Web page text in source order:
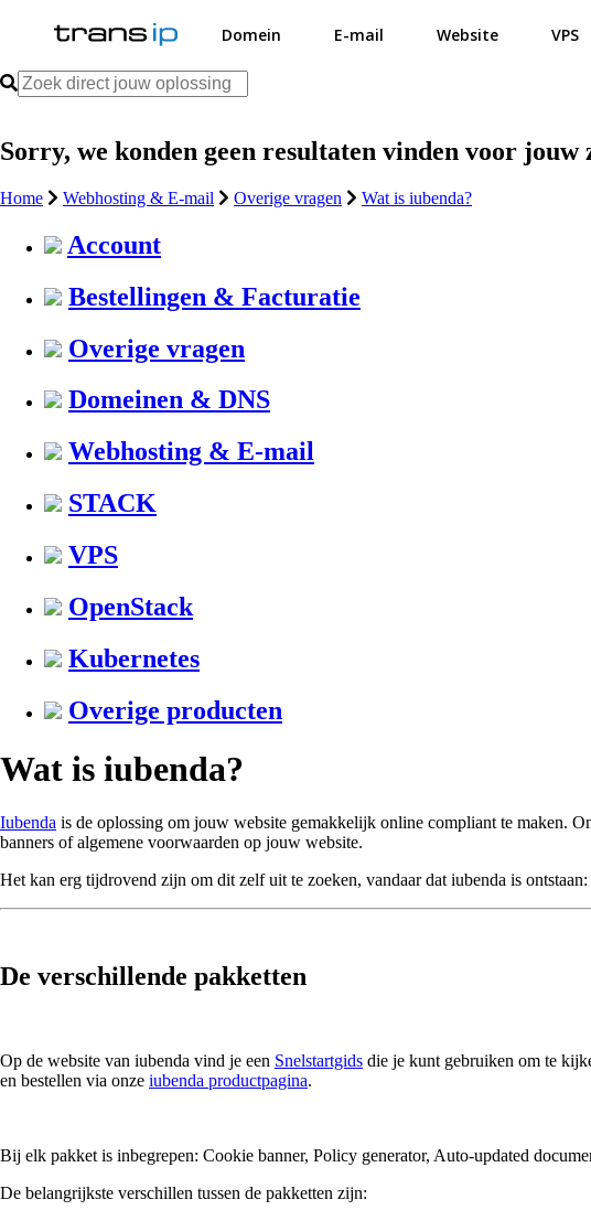
Domein E-mail Website VPS
Sorry, we konden geen resultaten vinden voor jouw
Home Webhosting & E-mail Overige vragen Wat is iubenda?
Account
Bestellingen & Facturatie
Overige vragen
Domeinen & DNS
Webhosting & E-mail
STACK
VPS
OpenStack
Kubernetes
Overige producten
Wat is iubenda?
Iubenda is de oplossing om jouw website gemakkelijk online compliant te maken.
banners of algemene voorwaarden op jouw website.
Het kan erg tijdrovend zijn om dit zelf uit te zoeken, vandaar dat iubenda is
De verschillende pakketten
Op de website van iubenda vind je een Snelstartgids die je kunt gebruiken om te
en bestellen via onze iubenda productpagina.
Bij elk pakket is inbegrepen: Cookie banner, Policy generator, Auto-updated
De belangrijkste verschillen tussen de pakketten zijn: